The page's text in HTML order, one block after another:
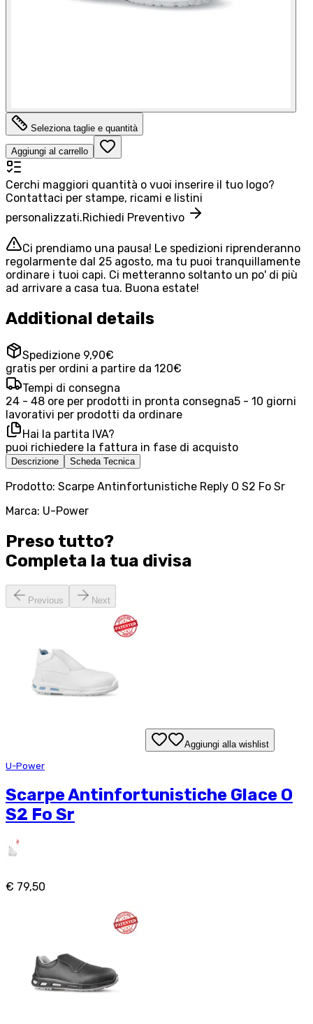
Seleziona taglie e quantità
Aggiungi al carrello
Cerchi maggiori quantità o vuoi inserire il tuo logo?
Contattaci per stampe, ricami e listini
personalizzati.Richiedi Preventivo
Ci prendiamo una pausa! Le spedizioni riprenderanno
regolarmente dal 25 agosto, ma tu puoi tranquillamente
ordinare i tuoi capi. Ci metteranno soltanto un po' di più
ad arrivare a casa tua. Buona estate!
Additional details
Spedizione 9,90€
gratis per ordini a partire da 120€
Tempi di consegna
24 - 48 ore per prodotti in pronta consegna5 - 10 giorni
lavorativi per prodotti da ordinare
Hai la partita IVA?
puoi richiedere la fattura in fase di acquisto
Descrizione Scheda Tecnica
Prodotto: Scarpe Antinfortunistiche Reply O S2 Fo Sr
Marca: U-Power
Preso tutto?
Completa la tua divisa
Previous Next
Aggiungi alla wishlist
U-Power
Scarpe Antinfortunistiche Glace O
S2 Fo Sr
€ 79,50